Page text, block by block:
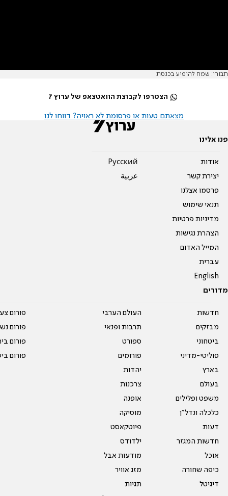
תבורי: שמח להופיע בכנסת
הצטרפו לקבוצת הוואטצאפ של ערוץ 7
מצאתם טעות או פרסומת לא ראויה? דווחו לנו
פנו אלינו
אודות
יצירת קשר
פרסמו אצלנו
תנאי שימוש
מדיניות פרטיות
הצהרת נגישות
המייל האדום
עברית
English
Pусский
عربية
מדורים
חדשות
מבזקים
ביטחוני
פוליטי-מדיני
בארץ
בעולם
משפט ופלילים
כלכלה ונדל"ן
דעות
חדשות המגזר
אוכל
כיפה שחורה
דיגיטל
העולם הערבי
תרבות ופנאי
ספורט
פורומים
יהדות
צרכנות
אופנה
מוסיקה
פיוטקאסט
ילדודס
מודעות אבל
מזג אוויר
תגיות
פורום
פורום
פורום
פורום